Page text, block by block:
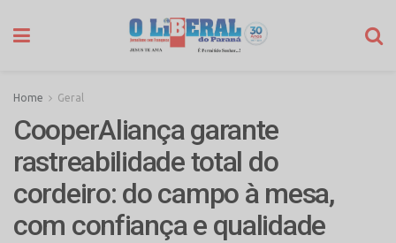
Home Geral
CooperAliança garante
rastreabilidade total do
cordeiro: do campo à mesa,
com confiança e qualidade